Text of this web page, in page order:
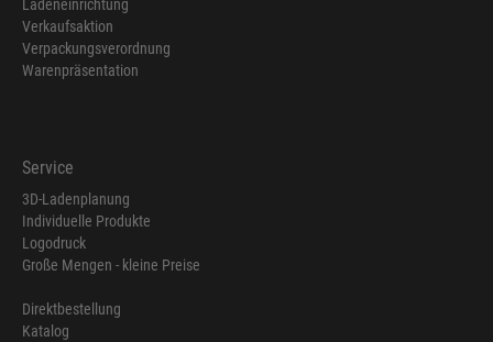
Ladeneinrichtung
Verkaufsaktion
Verpackungsverordnung
Warenpräsentation
Service
3D-Ladenplanung
Individuelle Produkte
Logodruck
Große Mengen - kleine Preise
Direktbestellung
Katalog